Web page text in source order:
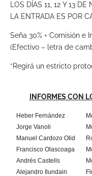
LOS DÍAS 11, 12 Y 13
LA ENTRADA ES POR
Seña 30% + Comisión e
(Efectivo – letra de
*Regirá un estricto
INFORMES CON
Heber Fernández
Jorge Vanoli
Manuel Cardozo Olid
Francisco Olascoaga
Andrés Castells
Alejandro Ilundain